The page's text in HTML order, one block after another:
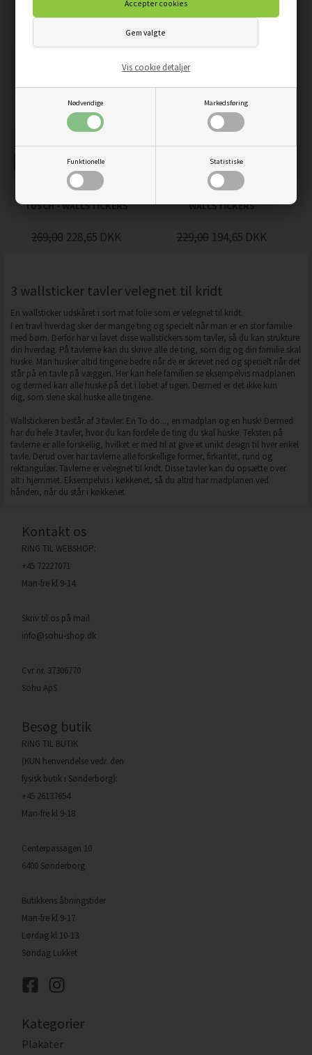
Nødvendige Markedsføring
Funktionelle Statistiske
Vis cookie detaljer
319,00 271,15DKK 229,00 194,65DKK
TO DO... TAVLE - INKL.
TUSCH - WALLSTICKERS
269,00 228,65 DKK
TO DO... TAVLE TIL KRIDT -
WALLSTICKERS
229,00 194,65 DKK
3 wallsticker tavler velegnet til kridt
En wallsticker udskåret i sort mat folie som er velegnet til kridt.
I en travl hverdag sker der mange ting og specielt når man er en stor familie
med børn. Derfor har vi lavet disse wallstickers som tavler, så du kan strukture
din hverdag. På tavlerne kan du skrive alle de ting, som dig og din familie skal
huske. Man husker altid tingene bedre når de er skrevet ned og specielt når det
står på en tavle på væggen. Her kan hele familien se eksempelvis madplanen
og dermed kan alle huske på det i løbet af ugen. Dermed er det ikke kun
dig, som slene skal huske alle tingene.
Wallstickeren består af 3 tavler. En To do..., en madplan og en husk! Dermed
har du hele 3 tavler, hvor du kan fordele de ting du skal huske. Teksten på
tavlerne er alle forskellig, hvilket er med til at give et unikt design til hver enkel
tavle. Derud over har tavlerne alle forskellige former, firkantet, rund og
rektangulær. Tavlerne er velegnet til kridt. Disse tavler kan du opsætte over
alt i hjemmet. Eksempelvis i køkkenet, så du altid har madplanen ved
hånden, når du står i køkkenet.
Kontakt os
RING TIL WEBSHOP:
+45 72227071
Man-fre kl 9-14
Skriv til os på mail
info@sohu-shop.dk
Cvr nr. 37306770
Sohu ApS
Besøg butik
RING TIL BUTIK
(KUN henvendelse vedr. den
fysisk butik i Sønderborg):
+45 26137654
Man-fre kl 9-18
Centerpassagen 10
6400 Sønderborg
Butikkens åbningstider
Man-fre kl 9-17
Lørdag kl 10-13
Søndag Lukket
Kategorier
Plakater